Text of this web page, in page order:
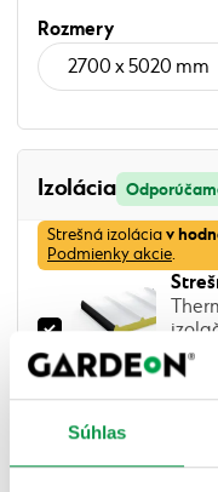
Súhlas
Rozmery
Izolácia
Izolácia
Strešná izoláciav
Podmienky akcie.
nás
Vyberte si steny